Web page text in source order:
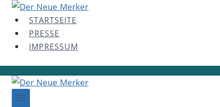
Skip
content
STARTSEITE
PRESSE
IMPRESSUM